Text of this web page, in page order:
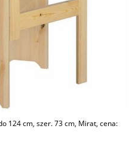
124 cm, szer. 73 cm, Mirat, cena: